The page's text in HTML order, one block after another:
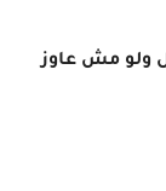
ولو مش عاوز